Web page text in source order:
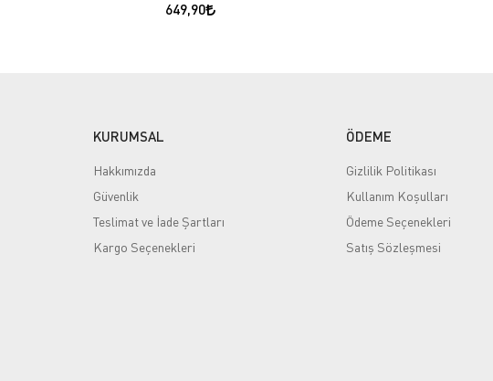
649,90
KURUMSAL
Hakkımızda
Güvenlik
Teslimat ve İade Şartları
Kargo Seçenekleri
ÖDEME
Gizlilik Politikası
Kullanım Koşulları
Ödeme Seçenekleri
Satış Sözleşmesi